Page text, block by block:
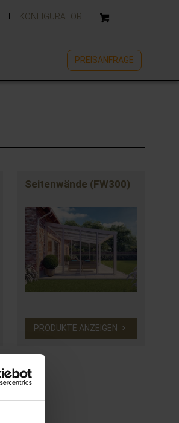
KONFIGURATOR
PREISANFRAGE
Seitenwände (FW300)
PRODUKTE ANZEIGEN